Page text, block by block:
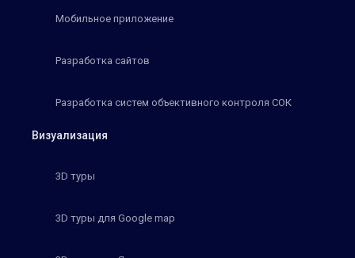
Мобильное приложение
Разработка сайтов
Разработка систем объективного контроля СОК
Визуализация
3D туры
3D туры для Google map